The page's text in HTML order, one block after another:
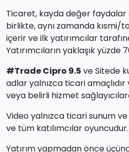
Ticaret, kayda değer faydalar
birlikte, aynı zamanda kısmi/
içerir ve ilk yatırımcılar
Yatırımcıların yaklaşık
#Trade Cipro 9.5 ve Sitede
adlar yalnızca ticari
veya belirli hizmet
Video yalnızca ticari sunum
ve tüm katılımcılar oyuncudur.
Yatırım yapmadan önce